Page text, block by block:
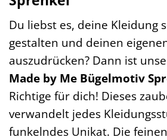
Du liebst es, deine Kleidung
gestalten und deinen
auszudrücken? Dann ist
Made by Me Bügelmotiv
Richtige für dich! Dieses
verwandelt jedes
funkelndes Unikat. Die